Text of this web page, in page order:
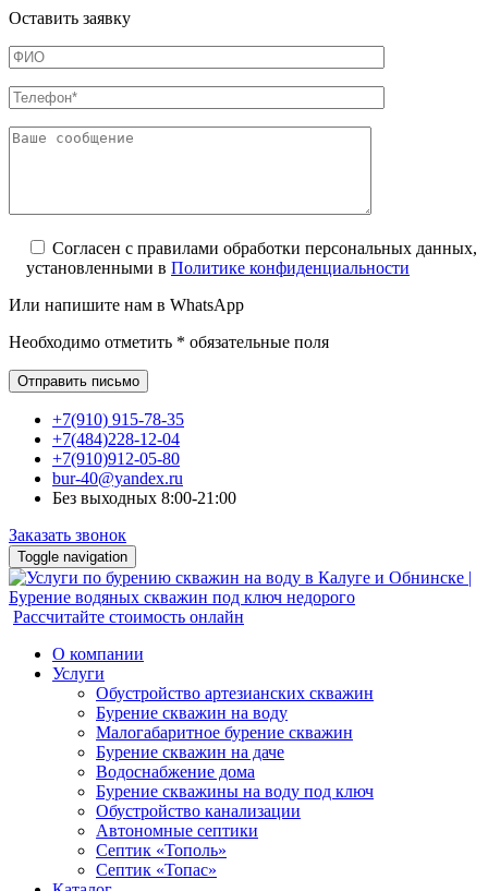
Оставить заявку
Согласен с правилами обработки персональных данных,
установленными в Политике конфиденциальности
Или напишите нам в WhatsApp
Необходимо отметить * обязательные поля
+7(910) 915-78-35
+7(484)228-12-04
+7(910)912-05-80
bur-40@yandex.ru
Без выходных 8:00-21:00
Заказать звонок
Toggle navigation
Рассчитайте стоимость онлайн
О компании
Услуги
Обустройство артезианских скважин
Бурение скважин на воду
Малогабаритное бурение скважин
Бурение скважин на даче
Водоснабжение дома
Бурение скважины на воду под ключ
Обустройство канализации
Автономные септики
Септик «Тополь»
Септик «Топас»